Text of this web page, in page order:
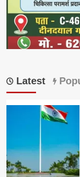
Latest